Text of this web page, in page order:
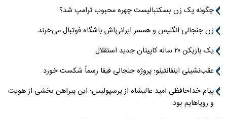
چگونه یک زن بسکتبالیست چهره محبوب ترامپ شد؟
زن جنجالی انگلیس و همسر ایرانی‌اش باشگاه فوتبال می‌خرند
یک بازیکن ۲۰ ساله کاپیتان جدید استقلال
عقب‌نشینی اینفانتینو؛ پروژه جنجالی فیفا رسماً شکست خورد
پیام خداحافظی امید عالیشاه از پرسپولیس؛ این پیراهن بخشی از هویت
و رویاهایم بود